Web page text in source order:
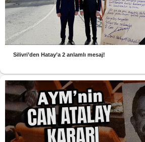
Silivri’den Hatay’a 2 anlamlı mesaj!